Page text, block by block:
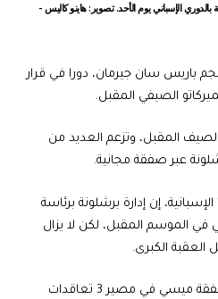
الإسباني يوم الأحد. تصوير: هاينو كاليس -
باريس سان جيرمان، دورا في قرار
المقبل، وتزعم العديد من
عبر صفقة مجانية.
إن إدارة برشلونة برئاسة
الموسم المقبل، لكن لا يزال
العقبة الكبرى.
وبسبب تلك العقبة ستتحكم صفقة ميسي في مصير 3 تعاقدات